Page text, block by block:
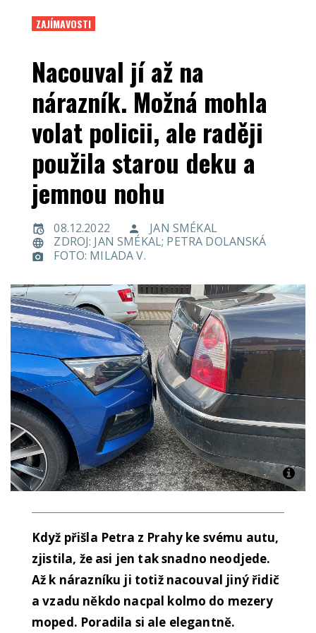
ZAJÍMAVOSTI
Nacouval jí až na
nárazník. Možná mohla
volat policii, ale raději
použila starou deku a
jemnou nohu
08.12.2022
JAN SMÉKAL
ZDROJ: JAN SMÉKAL; PETRA DOLANSKÁ
FOTO: MILADA V.
Když přišla Petra z Prahy ke svému autu,
zjistila, že asi jen tak snadno neodjede.
Až k nárazníku ji totiž nacouval jiný řidič
a vzadu někdo nacpal kolmo do mezery
moped. Poradila si ale elegantně.